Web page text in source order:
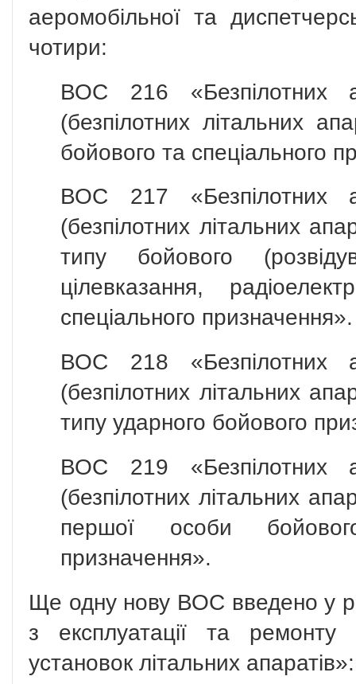
аеромобільної та
чотири:
ВОС 216 «Безпілотних
(безпілотних літальних
бойового та спеціального
ВОС 217 «Безпілотних
(безпілотних літальних
типу бойового
цілевказання,
спеціального призначення».
ВОС 218 «Безпілотних
(безпілотних літальних
типу ударного бойового
ВОС 219 «Безпілотних
(безпілотних літальних
першої особи
призначення».
Ще одну нову ВОС введено у
з експлуатації та
установок літальних апаратів»: